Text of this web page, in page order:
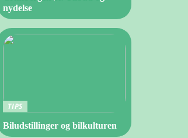
nydelse
TIPS
Biludstillinger og bilkulturen